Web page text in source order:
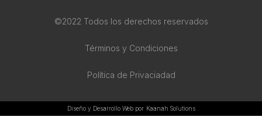
©2022 Todos los derechos reservados
Términos y Condiciones
Política de Privaciadad
Diseño y Desarrollo Web por Kaanah Solutions